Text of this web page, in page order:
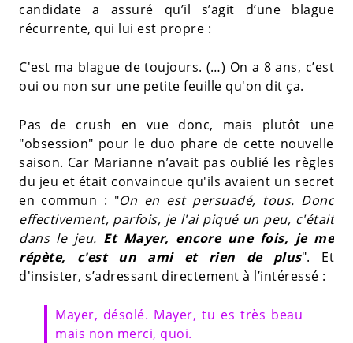
candidate a assuré qu’il s’agit d’une blague
récurrente, qui lui est propre :
C'est ma blague de toujours. (…) On a 8 ans, c’est
oui ou non sur une petite feuille qu'on dit ça.
Pas de crush en vue donc, mais plutôt une
"obsession" pour le duo phare de cette nouvelle
saison. Car Marianne n’avait pas oublié les règles
du jeu et était convaincue qu'ils avaient un secret
en commun : "On en est persuadé, tous. Donc
effectivement, parfois, je l'ai piqué un peu, c'était
dans le jeu. Et Mayer, encore une fois, je me
répète, c'est un ami et rien de plus". Et
d'insister, s’adressant directement à l’intéressé :
Mayer, désolé. Mayer, tu es très beau
mais non merci, quoi.